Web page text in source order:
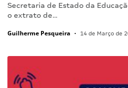
Secretaria de Estado da
o extrato de…
Guilherme Pesqueira • 14 de Março de